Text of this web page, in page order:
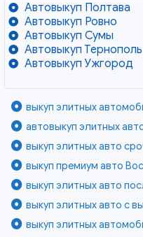
Автовыкуп Полтава
Автовыкуп Ровно
Автовыкуп Сумы
Автовыкуп Тернополь
Автовыкуп Ужгород
выкуп элитных
автовыкуп элитных
выкуп элитных авто
выкуп премиум авто
выкуп элитных авто
выкуп элитных авто с
выкуп элитных